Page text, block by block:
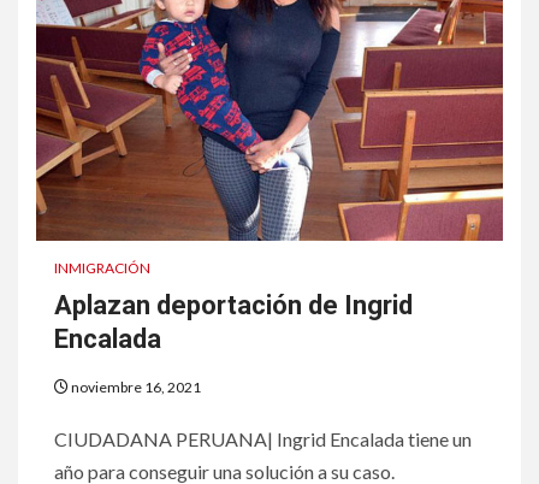
INMIGRACIÓN
Aplazan deportación de Ingrid
Encalada
noviembre 16, 2021
CIUDADANA PERUANA| Ingrid Encalada tiene un
año para conseguir una solución a su caso.